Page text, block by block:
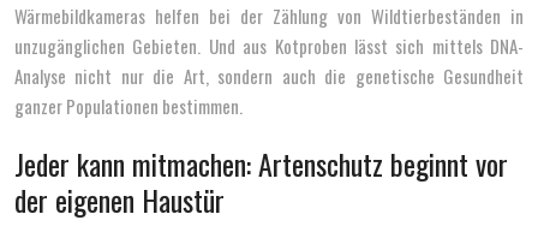
Wärmebildkameras helfen bei der Zählung von Wildtierbeständen in
unzugänglichen Gebieten. Und aus Kotproben lässt sich mittels DNA-
Analyse nicht nur die Art, sondern auch die genetische Gesundheit
ganzer Populationen bestimmen.
Jeder kann mitmachen: Artenschutz beginnt vor
der eigenen Haustür